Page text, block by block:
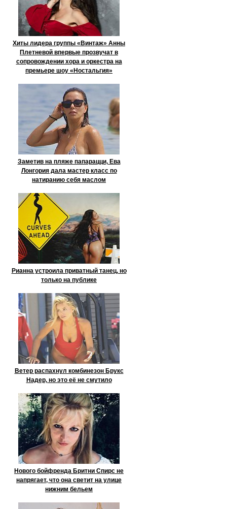
Хиты лидера группы «Винтаж» Анны
Плетневой впервые прозвучат в
сопровождении хора и оркестра на
премьере шоу «Ностальгия»
Заметив на пляже папарацци, Ева
Лонгория дала мастер класс по
натиранию себя маслом
Рианна устроила приватный танец, но
только на публике
Ветер распахнул комбинезон Брукс
Надер, но это её не смутило
Нового бойфренда Бритни Спирс не
напрягает, что она светит на улице
нижним бельем